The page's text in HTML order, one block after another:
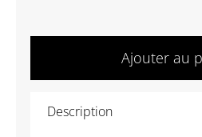
de
Ajouter au
Description